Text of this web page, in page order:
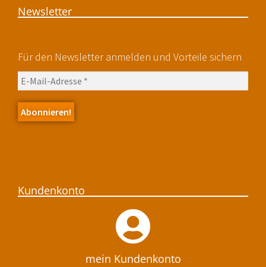
Newsletter
Für den Newsletter anmelden und Vorteile sichern
Kundenkonto
mein Kundenkonto